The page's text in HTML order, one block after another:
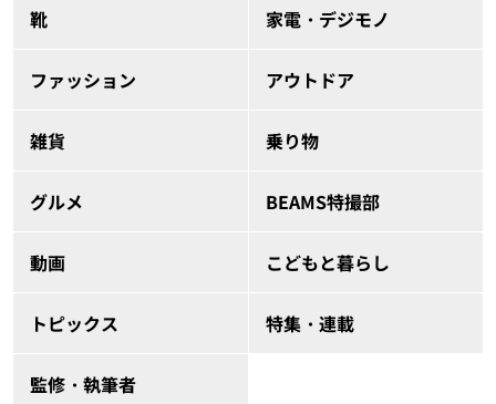
靴 家電・デジモノ
ファッション アウトドア
雑貨 乗り物
グルメ BEAMS特撮部
動画 こどもと暮らし
トピックス 特集・連載
監修・執筆者